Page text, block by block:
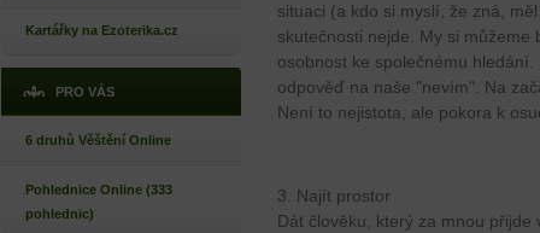
Kartářky na Ezoterika.cz
PRO VÁS
6 druhů Věštění Online
Pohlednice Online (333
pohlednic)
situaci (a kdo si myslí, že zná,
skutečnosti nejde. My si
osobnost ke společnému
odpověď na naše "nevím". Na
Není to nejistota, ale pokora k
3. Najít prostor
Dát člověku, který za mnou